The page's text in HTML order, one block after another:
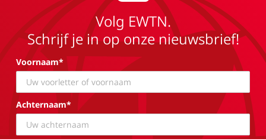
Volg EWTN.
Schrijf je in op onze nieuwsbrief!
Voornaam*
Achternaam*